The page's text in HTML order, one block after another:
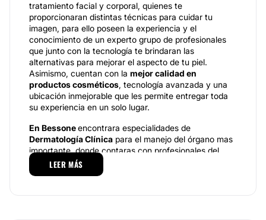
tratamiento facial y corporal, quienes te
proporcionaran distintas técnicas para cuidar tu
imagen, para ello poseen la experiencia y el
conocimiento de un experto grupo de profesionales
que junto con la tecnología te brindaran las
alternativas para mejorar el aspecto de tu piel.
Asimismo, cuentan con la mejor calidad en
productos cosméticos, tecnología avanzada y una
ubicación inmejorable que les permite entregar toda
su experiencia en un solo lugar.
En Bessoneencontrara especialidades de
Dermatología Clínica para el manejo del órgano mas
importante, donde contaras con profesionales del
área encargadas de realizar diagnósticos precisos
para el manejo de lunares, acné, rosácea, verrugas,
LEER MÁS